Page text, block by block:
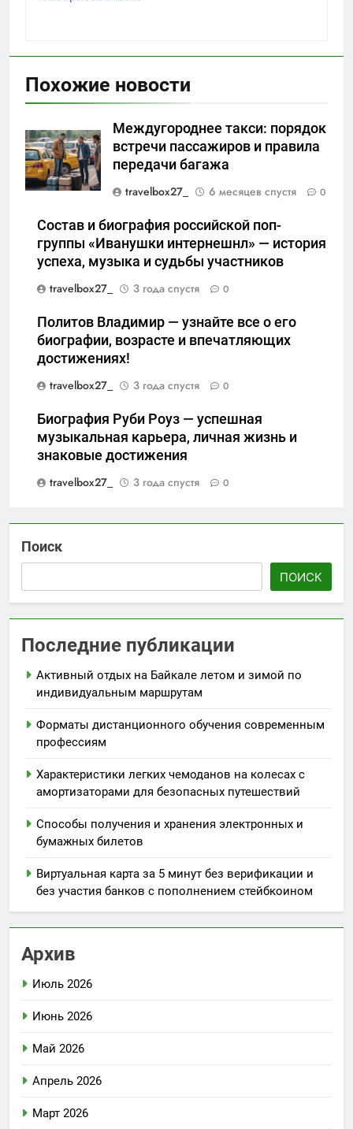
Похожие новости
Междугороднее такси: порядок
встречи пассажиров и правила
передачи багажа
travelbox27_
6 месяцев спустя 0
Состав и биография российской поп-
группы «Иванушки интернешнл» — история
успеха, музыка и судьбы участников
travelbox27_
3 года спустя 0
Политов Владимир — узнайте все о его
биографии, возрасте и впечатляющих
достижениях!
travelbox27_
3 года спустя 0
Биография Руби Роуз — успешная
музыкальная карьера, личная жизнь и
знаковые достижения
travelbox27_
3 года спустя 0
Поиск
ПОИСК
Последние публикации
Активный отдых на Байкале летом и зимой по
индивидуальным маршрутам
Форматы дистанционного обучения современным
профессиям
Характеристики легких чемоданов на колесах с
амортизаторами для безопасных путешествий
Способы получения и хранения электронных и
бумажных билетов
Виртуальная карта за 5 минут без верификации и
без участия банков с пополнением стейбкоином
Архив
Июль 2026
Июнь 2026
Май 2026
Апрель 2026
Март 2026